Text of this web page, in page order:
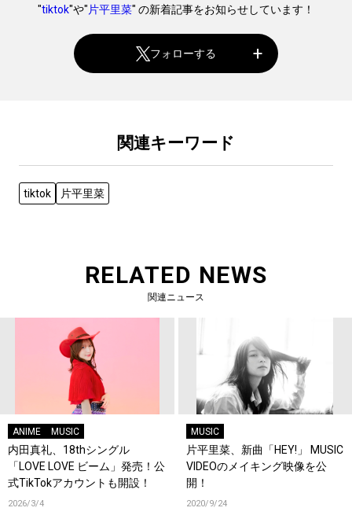
"tiktok"や"片平里菜" の新着記事をお知らせしています！
フォローする
関連キーワード
tiktok 片平里菜
RELATED NEWS
関連ニュース
ANIME MUSIC
内田真礼、18thシングル
「LOVE LOVE ビーム」発売！公
式TikTokアカウントも開設！
2026/3/4
MUSIC
片平里菜、新曲「HEY!」 MUSIC
VIDEOのメイキング映像を公
開！
2020/9/24